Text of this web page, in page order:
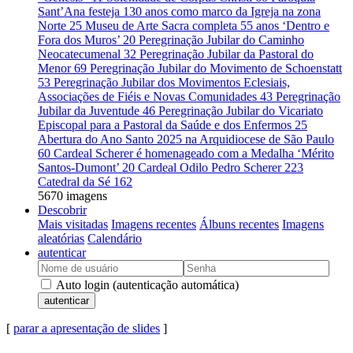
Sant’Ana festeja 130 anos como marco da Igreja na zona
Norte 25 Museu de Arte Sacra completa 55 anos ‘Dentro e
Fora dos Muros’ 20 Peregrinação Jubilar do Caminho
Neocatecumenal 32 Peregrinação Jubilar da Pastoral do
Menor69 Peregrinação Jubilar do Movimento de Schoenstatt
53 Peregrinação Jubilar dos Movimentos Eclesiais,
Associações de Fiéis e Novas Comunidades 43 Peregrinação
Jubilar da Juventude 46 Peregrinação Jubilar do Vicariato
Episcopal para a Pastoral da Saúde e dos Enfermos 25
Abertura do Ano Santo 2025 na Arquidiocese de São Paulo
60 Cardeal Scherer é homenageado com a Medalha ‘Mérito
Santos-Dumont’ 20 Cardeal Odilo Pedro Scherer 223
Catedral da Sé 162
5670 imagens
Descobrir
Mais visitadas Imagens recentes Álbuns recentes Imagens
aleatórias Calendário
autenticar
Auto login (autenticação automática)
autenticar
[ parar a apresentação de slides ]